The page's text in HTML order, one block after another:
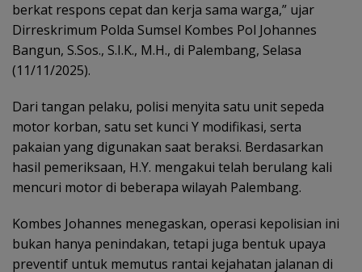
berkat respons cepat dan kerja sama warga,” ujar
Dirreskrimum Polda Sumsel Kombes Pol Johannes
Bangun, S.Sos., S.I.K., M.H., di Palembang, Selasa
(11/11/2025).
Dari tangan pelaku, polisi menyita satu unit sepeda
motor korban, satu set kunci Y modifikasi, serta
pakaian yang digunakan saat beraksi. Berdasarkan
hasil pemeriksaan, H.Y. mengakui telah berulang kali
mencuri motor di beberapa wilayah Palembang.
Kombes Johannes menegaskan, operasi kepolisian ini
bukan hanya penindakan, tetapi juga bentuk upaya
preventif untuk memutus rantai kejahatan jalanan di